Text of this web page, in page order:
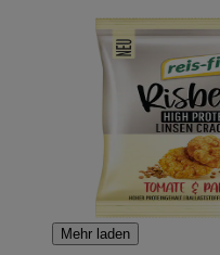
Mehr laden